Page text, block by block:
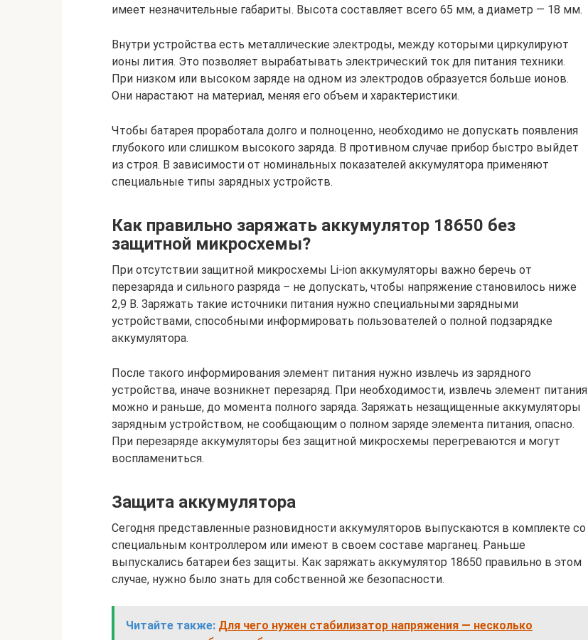
имеет незначительные габариты. Высота составляет всего 65 мм, а диаметр — 18 мм.
Внутри устройства есть металлические электроды, между которыми циркулируют
ионы лития. Это позволяет вырабатывать электрический ток для питания техники.
При низком или высоком заряде на одном из электродов образуется больше ионов.
Они нарастают на материал, меняя его объем и характеристики.
Чтобы батарея проработала долго и полноценно, необходимо не допускать появления
глубокого или слишком высокого заряда. В противном случае прибор быстро выйдет
из строя. В зависимости от номинальных показателей аккумулятора применяют
специальные типы зарядных устройств.
Как правильно заряжать аккумулятор 18650 без
защитной микросхемы?
При отсутствии защитной микросхемы Li-ion аккумуляторы важно беречь от
перезаряда и сильного разряда – не допускать, чтобы напряжение становилось ниже
2,9 В. Заряжать такие источники питания нужно специальными зарядными
устройствами, способными информировать пользователей о полной подзарядке
аккумулятора.
После такого информирования элемент питания нужно извлечь из зарядного
устройства, иначе возникнет перезаряд. При необходимости, извлечь элемент питания
можно и раньше, до момента полного заряда. Заряжать незащищенные аккумуляторы
зарядным устройством, не сообщающим о полном заряде элемента питания, опасно.
При перезаряде аккумуляторы без защитной микросхемы перегреваются и могут
воспламениться.
Защита аккумулятора
Сегодня представленные разновидности аккумуляторов выпускаются в комплекте со
специальным контроллером или имеют в своем составе марганец. Раньше
выпускались батареи без защиты. Как заряжать аккумулятор 18650 правильно в этом
случае, нужно было знать для собственной же безопасности.
Читайте также: Для чего нужен стабилизатор напряжения — несколько